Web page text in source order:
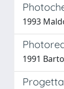
1993
1991